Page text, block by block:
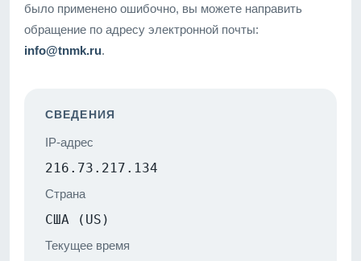
было применено ошибочно, вы можете направить
обращение по адресу электронной почты:
info@tnmk.ru.
СВЕДЕНИЯ
IP-адрес
216.73.217.134
Страна
США (US)
Текущее время